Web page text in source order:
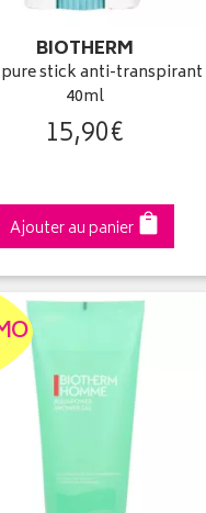
BIOTHERM
stick anti-transpirant
40ml
15,90€
Ajouter au panier